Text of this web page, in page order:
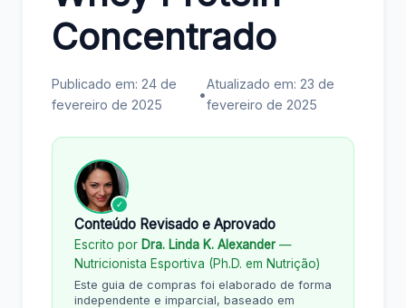
Concentrado
Publicado em: 24 de
fevereiro de 2025
•
Atualizado em: 23 de
fevereiro de 2025
✓
Conteúdo Revisado e Aprovado
Escrito por Dra. Linda K. Alexander—
Nutricionista Esportiva (Ph.D. em Nutrição)
Este guia de compras foi elaborado de forma
independente e imparcial, baseado em